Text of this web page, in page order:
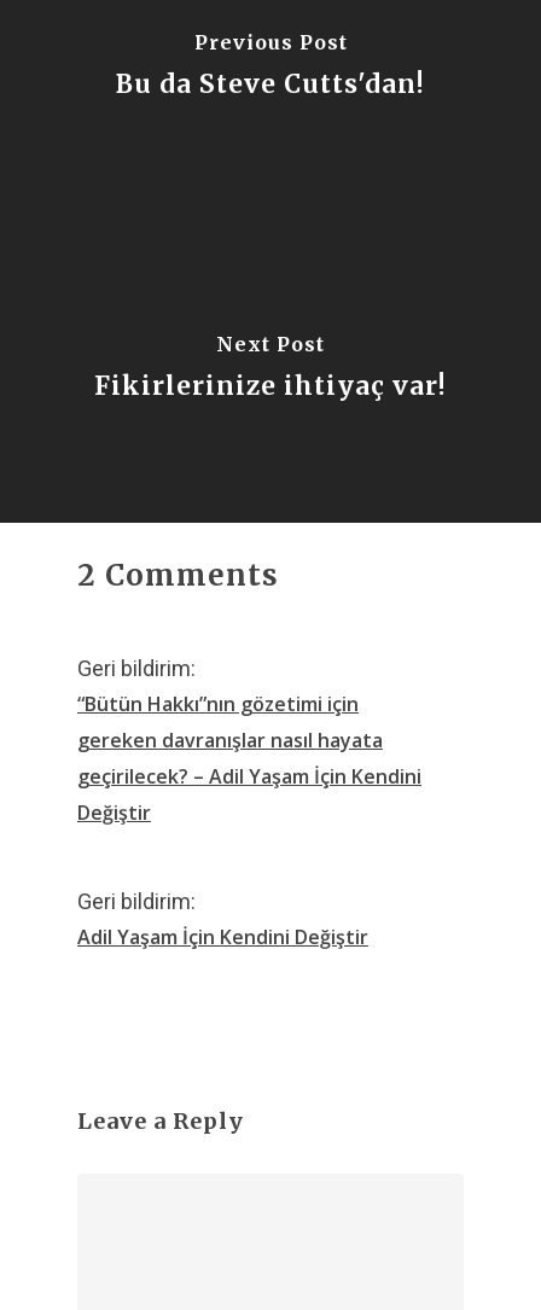
Previous Post
Bu da Steve Cutts'dan!
Next Post
Fikirlerinize ihtiyaç var!
2 Comments
Geri bildirim:
“Bütün Hakkı”nın gözetimi için
gereken davranışlar nasıl hayata
geçirilecek? – Adil Yaşam İçin Kendini
Değiştir
Geri bildirim:
Adil Yaşam İçin Kendini Değiştir
Leave a Reply